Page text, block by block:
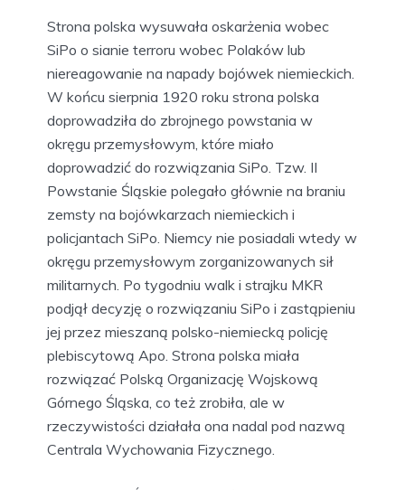
Strona polska wysuwała oskarżenia wobec
SiPo o sianie terroru wobec Polaków lub
niereagowanie na napady bojówek niemieckich.
W końcu sierpnia 1920 roku strona polska
doprowadziła do zbrojnego powstania w
okręgu przemysłowym, które miało
doprowadzić do rozwiązania SiPo. Tzw. II
Powstanie Śląskie polegało głównie na braniu
zemsty na bojówkarzach niemieckich i
policjantach SiPo. Niemcy nie posiadali wtedy w
okręgu przemysłowym zorganizowanych sił
militarnych. Po tygodniu walk i strajku MKR
podjął decyzję o rozwiązaniu SiPo i zastąpieniu
jej przez mieszaną polsko-niemiecką policję
plebiscytową Apo. Strona polska miała
rozwiązać Polską Organizację Wojskową
Górnego Śląska, co też zrobiła, ale w
rzeczywistości działała ona nadal pod nazwą
Centrala Wychowania Fizycznego.